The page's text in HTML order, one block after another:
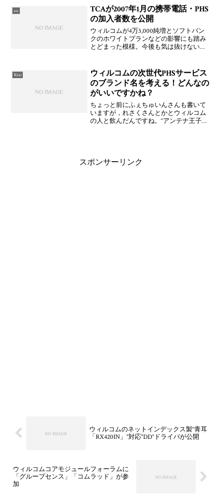
W61Sのリフレクションゴールドとルミナ
リ
au
TCAが2007年1月の携帯電話・PHS
の加入者数を公開
ウィルコムが4万3,000純増とソフトバン
クのホワイトプランなどの影響にも踏み
とどまった模様。今後も気は抜けないで
ろでしょうかね。もちろん，ホワイトプ
ランおよびWホワ
Ktai
ウィルコムの次世代PHSサービス
のブランド名を考える！どんなの
がいいですかね？
ちょっと前にふぇちゅいんさんも書いて
いますが，れさくさんとかとウィルコム
の人と飲んだんですね。“アンテナ王子
スポンサーリンク
ウィルコムのネットインデックス製“青耳
「RX420IN」”対応“DD”ドライバが公開
ウィルコムコアモジュールフォーラムに
「グループセンス」「コムラッド」が参
加